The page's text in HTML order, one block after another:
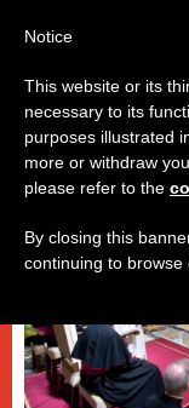
DICASTERI,PAPI
Notice
This website or its
necessary to its
purposes illustrated
more or withdraw
please refer to the
By closing this
continuing to browse